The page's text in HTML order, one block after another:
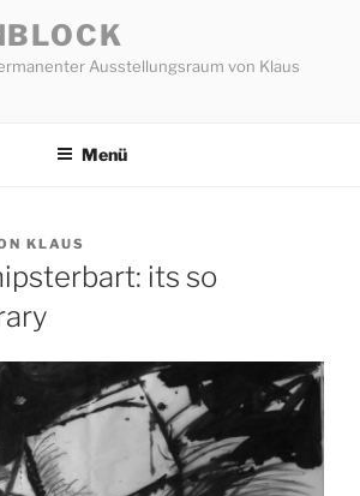
Ausstellungsraum von Klaus
Menü
KLAUS
its so